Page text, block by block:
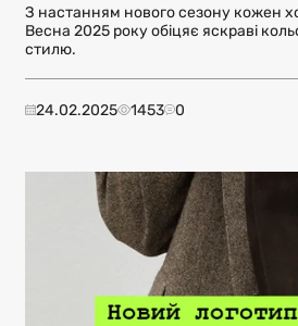
З настанням нового сезону кожен
Весна 2025 року обіцяє яскраві
стилю.
24.02.2025 1453 0